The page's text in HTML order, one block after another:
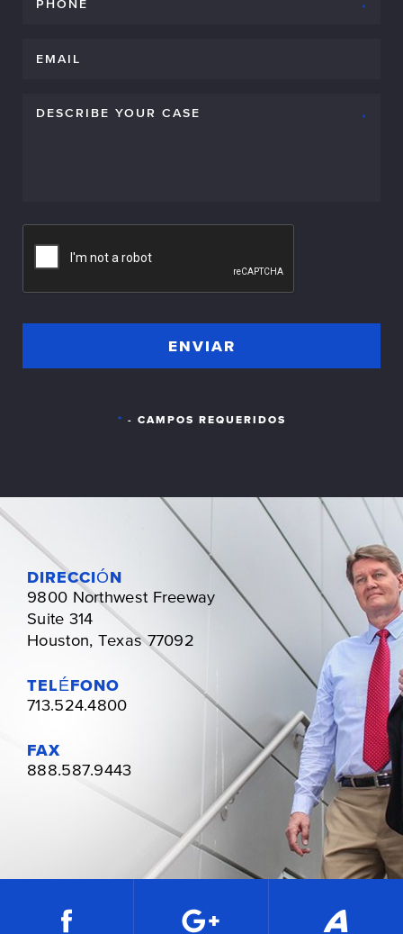
* - CAMPOS REQUERIDOS
DIRECCIÓN
9800 Northwest Freeway
Suite 314
Houston, Texas 77092
TELÉFONO
713.524.4800
FAX
888.587.9443